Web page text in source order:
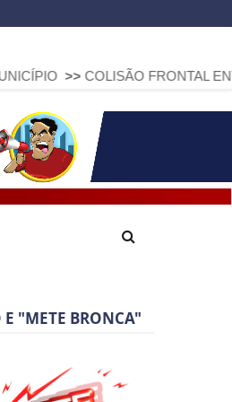
FRONTAL ENTRE DUAS
"METE BRONCA"